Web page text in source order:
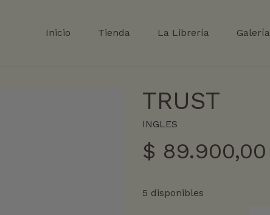
Inicio Tienda La Librería Galería
TRUST
INGLES
$ 89.900,00
5 disponibles